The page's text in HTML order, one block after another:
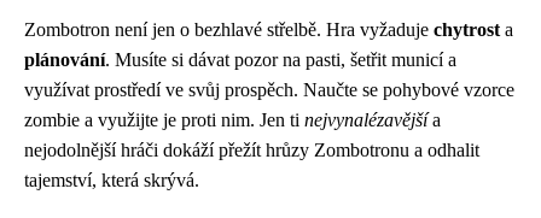
Zombotron není jen o bezhlavé střelbě. Hra vyžaduje chytrost a
plánování. Musíte si dávat pozor na pasti, šetřit municí a
využívat prostředí ve svůj prospěch. Naučte se pohybové vzorce
zombie a využijte je proti nim. Jen ti nejvynalézavějšía
nejodolnější hráči dokáží přežít hrůzy Zombotronu a odhalit
tajemství, která skrývá.